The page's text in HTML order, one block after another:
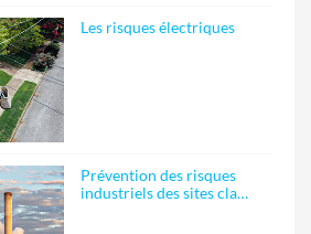
Les risques électriques
Prévention des risques
industriels des sites cla…